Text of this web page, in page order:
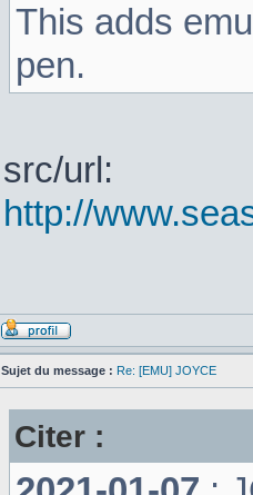
This adds
pen.
src/url:
http://
Sujet du message : Re: [EMU] JOYCE
Citer :